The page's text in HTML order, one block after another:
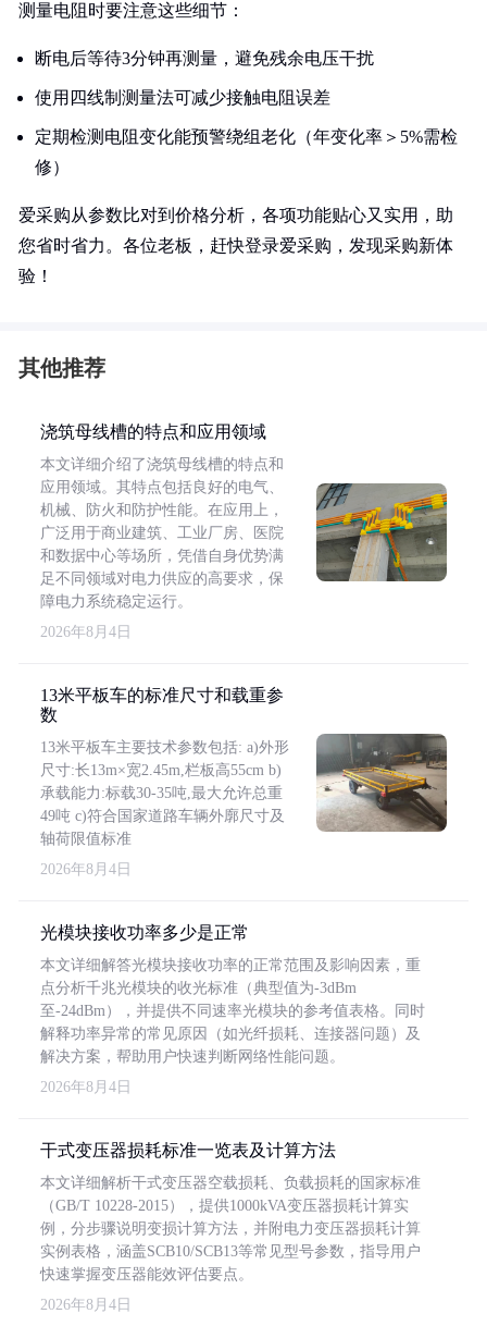
测量电阻时要注意这些细节：
断电后等待3分钟再测量，避免残余电压干扰
使用四线制测量法可减少接触电阻误差
定期检测电阻变化能预警绕组老化（年变化率＞5%需检
修）
爱采购从参数比对到价格分析，各项功能贴心又实用，助
您省时省力。各位老板，赶快登录爱采购，发现采购新体
验！
其他推荐
浇筑母线槽的特点和应用领域
本文详细介绍了浇筑母线槽的特点和
应用领域。其特点包括良好的电气、
机械、防火和防护性能。在应用上，
广泛用于商业建筑、工业厂房、医院
和数据中心等场所，凭借自身优势满
足不同领域对电力供应的高要求，保
障电力系统稳定运行。
2026年8月4日
13米平板车的标准尺寸和载重参
数
13米平板车主要技术参数包括: a)外形
尺寸:长13m×宽2.45m,栏板高55cm b)
承载能力:标载30-35吨,最大允许总重
49吨 c)符合国家道路车辆外廓尺寸及
轴荷限值标准
2026年8月4日
光模块接收功率多少是正常
本文详细解答光模块接收功率的正常范围及影响因素，重
点分析千兆光模块的收光标准（典型值为-3dBm
至-24dBm），并提供不同速率光模块的参考值表格。同时
解释功率异常的常见原因（如光纤损耗、连接器问题）及
解决方案，帮助用户快速判断网络性能问题。
2026年8月4日
干式变压器损耗标准一览表及计算方法
本文详细解析干式变压器空载损耗、负载损耗的国家标准
（GB/T 10228-2015），提供1000kVA变压器损耗计算实
例，分步骤说明变损计算方法，并附电力变压器损耗计算
实例表格，涵盖SCB10/SCB13等常见型号参数，指导用户
快速掌握变压器能效评估要点。
2026年8月4日